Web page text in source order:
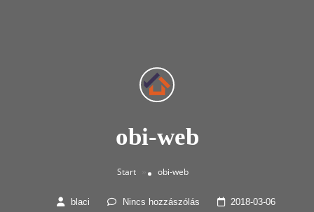
obi-web
Start » obi-web
blaci Nincs hozzászólás 2018-03-06